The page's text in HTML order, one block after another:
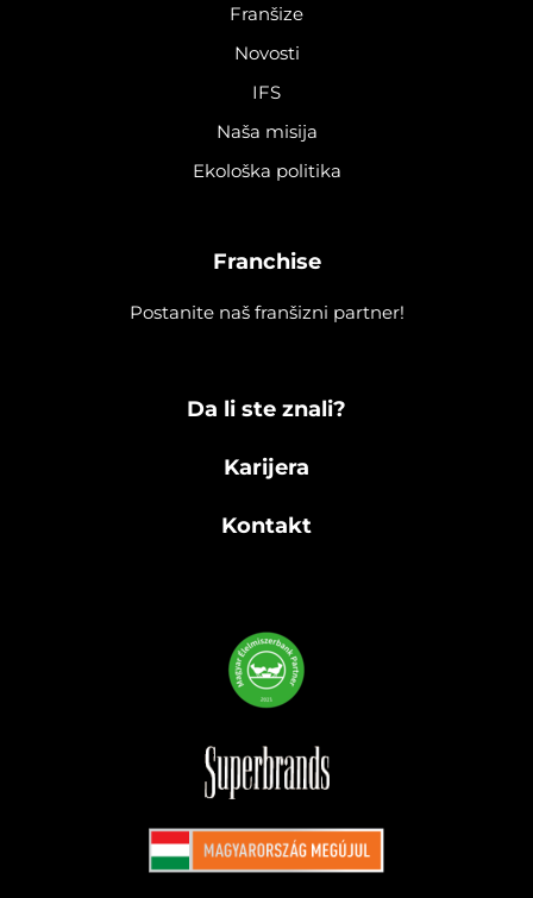
Franšize
Novosti
IFS
Naša misija
Ekološka politika
Franchise
Postanite naš franšizni partner!
Da li ste znali?
Karijera
Kontakt